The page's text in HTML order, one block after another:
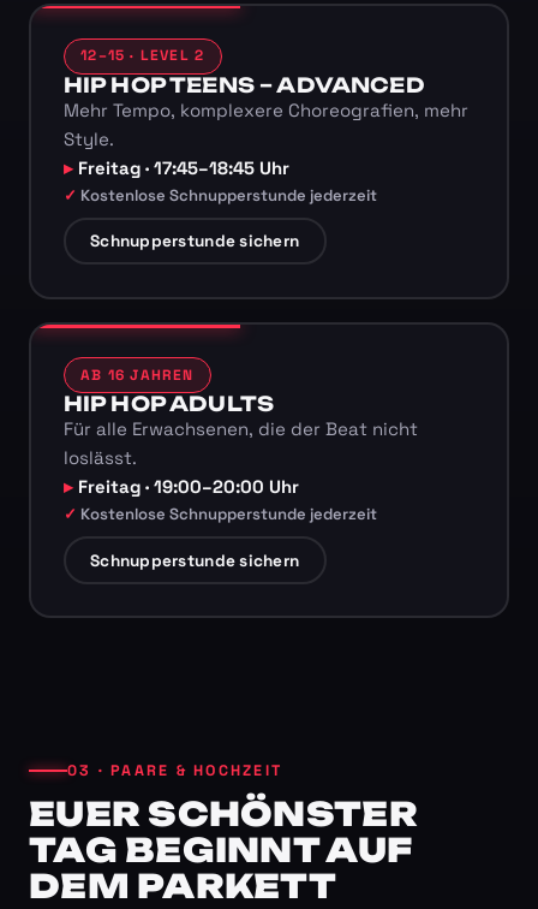
12–15 · LEVEL 2
HIP HOP TEENS – ADVANCED
Mehr Tempo, komplexere Choreografien, mehr
Style.
Freitag · 17:45–18:45 Uhr
Kostenlose Schnupperstunde jederzeit
Schnupperstunde sichern
AB 16 JAHREN
HIP HOP ADULTS
Für alle Erwachsenen, die der Beat nicht
loslässt.
Freitag · 19:00–20:00 Uhr
Kostenlose Schnupperstunde jederzeit
Schnupperstunde sichern
03 · PAARE & HOCHZEIT
EUER SCHÖNSTER
TAG BEGINNT AUF
DEM PARKETT